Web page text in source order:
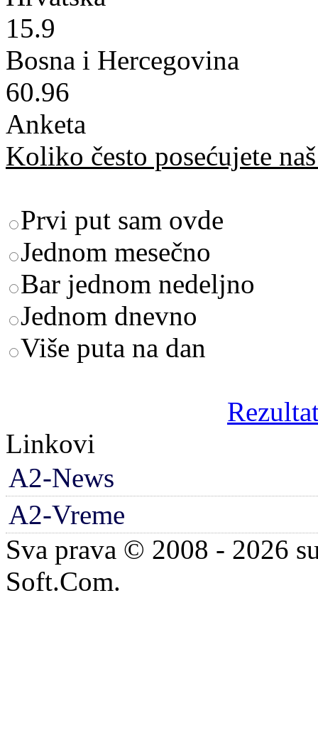
15.9
Bosna i Hercegovina
60.96
Anketa
Koliko često posećujete
Prvi put sam ovde
Jednom mesečno
Bar jednom nedeljno
Jednom dnevno
Više puta na dan
Linkovi
A2-News
A2-Vreme
Sva prava © 2008 - 2026
Soft.Com.